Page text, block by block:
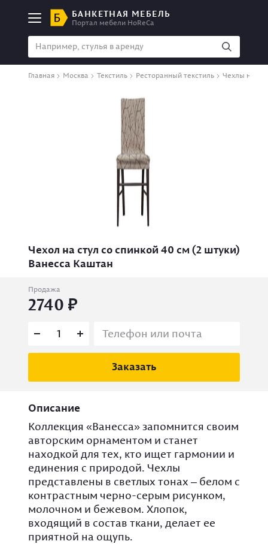
БАНКЕТНАЯ МЕБЕЛЬ
Портал мебели HoReCa
Главная Москва Текстиль Ресторанный текстиль Чехлы на
Чехол на стул со спинкой 40 см (2 штуки)
Ванесса Каштан
Продажа
2740
Заказать
Описание
Коллекция «Ванесса» запомнится своим
авторским орнаментом и станет
находкой для тех, кто ищет гармонии и
единения с природой. Чехлы
представлены в светлых тонах – белом с
контрастным черно-серым рисунком,
молочном и бежевом. Хлопок,
входящий в состав ткани, делает ее
приятной на ощупь.